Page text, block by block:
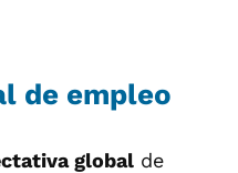
de empleo
global de